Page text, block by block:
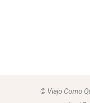
© Viajo Como